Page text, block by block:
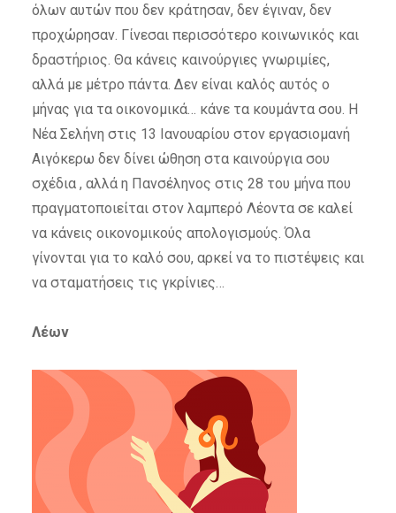
όλων αυτών που δεν κράτησαν, δεν έγιναν, δεν
προχώρησαν. Γίνεσαι περισσότερο κοινωνικός και
δραστήριος. Θα κάνεις καινούργιες γνωριμίες,
αλλά με μέτρο πάντα. Δεν είναι καλός αυτός ο
μήνας για τα οικονομικά… κάνε τα κουμάντα σου. Η
Νέα Σελήνη στις 13 Ιανουαρίου στον εργασιομανή
Αιγόκερω δεν δίνει ώθηση στα καινούργια σου
σχέδια , αλλά η Πανσέληνος στις 28 του μήνα που
πραγματοποιείται στον λαμπερό Λέοντα σε καλεί
να κάνεις οικονομικούς απολογισμούς. Όλα
γίνονται για το καλό σου, αρκεί να το πιστέψεις και
να σταματήσεις τις γκρίνιες…
Λέων